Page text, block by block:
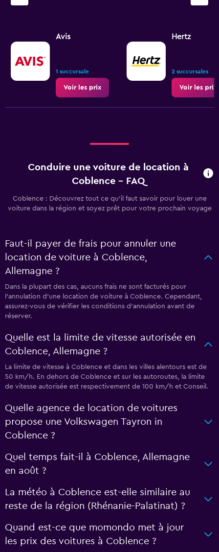
Avis
1 succursale
Voir les prix
Hertz
2 succursales
Voir les prix
Conduire une voiture de location à
Coblence - FAQ
Coblence : Découvrez tout ce qu’il faut savoir pour louer une
voiture dans la région et soyez prêt pour votre prochain voyage
Faut-il payer de frais pour annuler une
location de voiture à Coblence,
Allemagne ?
Dans la plupart des cas, aucuns frais ne sont facturés pour
l’annulation d’une location de voiture à Coblence. Cependant,
assurez-vous de vérifier les conditions d’annulation avant de
réserver.
Quelle est la limite de vitesse autorisée en
Coblence, Allemagne ?
La limite de vitesse à Coblence et dans les villes alentours est de
50 km/h. En dehors de Coblence et sur les autoroutes, la limite
de vitesse autorisée est respectivement de 100 km/h et Conseil.
Quelle agence de location de voitures
propose une Volkswagen Tayron in
Coblence ?
Quel temps fait-il à Coblence, Allemagne
en août ?
La météo à Coblence est-elle similaire au
reste de la région (Rhénanie-Palatinat) ?
Quand est-ce que momondo met à jour
les prix des voitures à Coblence ?